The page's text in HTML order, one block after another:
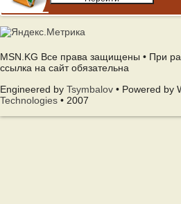
MSN.KG Все права защищены • При
ссылка на сайт обязательна
Engineered by Tsymbalov • Powered by
Technologies • 2007